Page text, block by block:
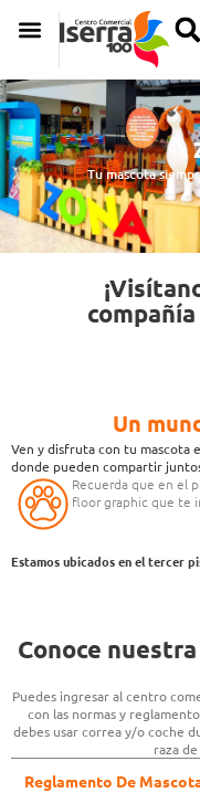
Tu mascota
Un
Ven y disfruta con tu mascota
donde pueden compartir
Recuerda que en el
floor graphic que te
Estamos ubicados en el tercer
Conoce
Puedes ingresar al centro
con las normas y
debes usar correa y/o coche
raza
Reglamento De